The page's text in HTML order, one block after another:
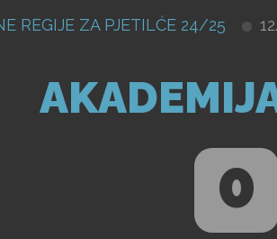
REGIJE ZA PJETILĆE 24/25
0